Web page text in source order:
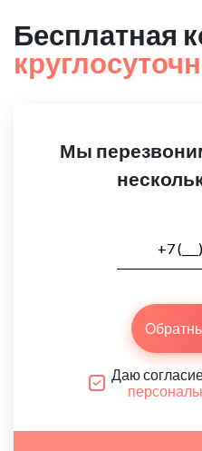
Бесплатная
Мы
Даю